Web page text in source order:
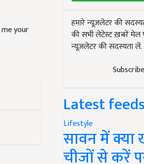
me your
हमारे न्यूज़लेटर की
की सभी लेटेस्ट ख़बरें मेल
न्यूज़लेटर की सदस्यता लें.
Latest feeds
Lifestyle
सावन में
चीजों से करें